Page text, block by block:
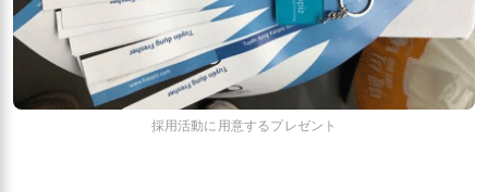
採用活動に用意するプレゼント